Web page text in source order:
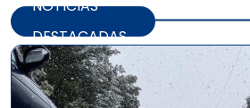
NOTICIAS
DESTACADAS